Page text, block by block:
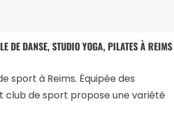
DE DANSE, STUDIO YOGA, PILATES À REIMS
sport à Reims. Équipée des
club de sport propose une variété